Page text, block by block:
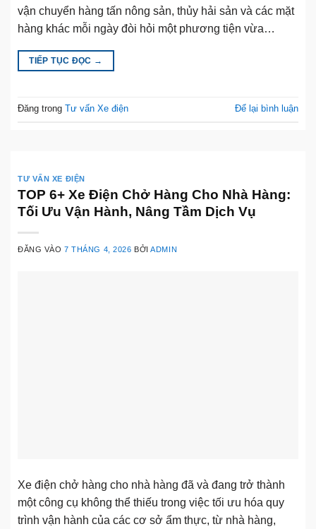
vận chuyển hàng tấn nông sản, thủy hải sản và các mặt
hàng khác mỗi ngày đòi hỏi một phương tiện vừa…
TIẾP TỤC ĐỌC →
Đăng trong Tư vấn Xe điện Để lại bình luận
TƯ VẤN XE ĐIỆN
TOP 6+ Xe Điện Chở Hàng Cho Nhà Hàng:
Tối Ưu Vận Hành, Nâng Tầm Dịch Vụ
ĐĂNG VÀO7 THÁNG 4, 2026 BỞIADMIN
Xe điện chở hàng cho nhà hàng đã và đang trở thành
một công cụ không thể thiếu trong việc tối ưu hóa quy
trình vận hành của các cơ sở ẩm thực, từ nhà hàng,